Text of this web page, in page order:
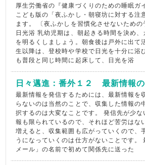
厚生労働省の『健康づくりのための睡眠ガ
こども版の「夜ふかし・朝寝坊に対する注
ます。 〔夜ふかしを習慣化させないため
日光浴 乳幼児期は、朝起きる時間を決め
を明るくしましょう。朝食後は戸外に出て
生以降は、登校時や学校で日光を十分に浴
も普段と同じ時間に起床して、日光を浴
日々邁進：番外１２ 最新情報
最新情報を発信するためには、最新情報を
らないのは当然のことで、収集した情報の
択するのは大変なことです。 発信先が少
報も限られているので、それほど苦労はな
増えると、収集範囲も広がっていくので、
うになっていくのは仕方がないことです。
メール」の名前で初めて関係先に送った